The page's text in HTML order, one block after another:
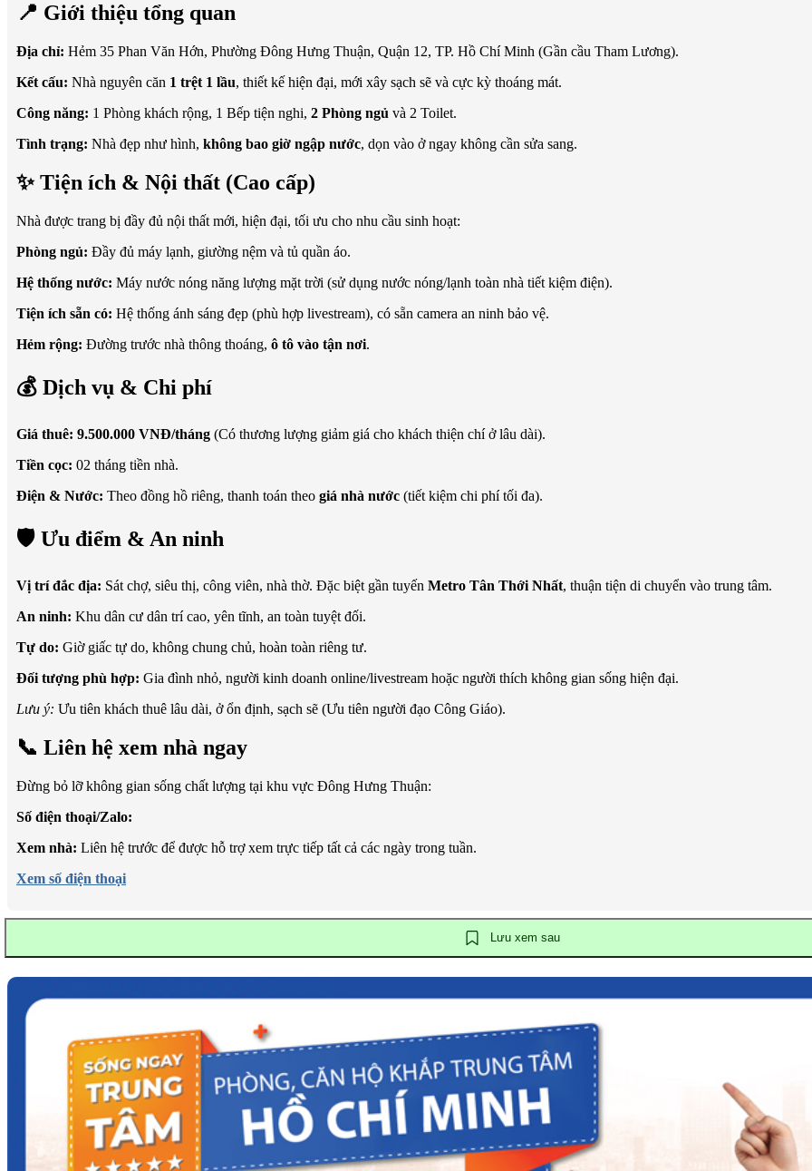
📍 Giới thiệu tổng quan
Địa chỉ: Hẻm 35 Phan Văn Hớn, Phường Đông Hưng Thuận, Quận 12, TP. Hồ Chí Minh (Gần cầu Tham Lương).
Kết cấu: Nhà nguyên căn 1 trệt 1 lầu, thiết kế hiện đại, mới xây sạch sẽ và cực kỳ thoáng mát.
Công năng: 1 Phòng khách rộng, 1 Bếp tiện nghi, 2 Phòng ngủ và 2 Toilet.
Tình trạng: Nhà đẹp như hình, không bao giờ ngập nước, dọn vào ở ngay không cần sửa sang.
✨ Tiện ích & Nội thất (Cao cấp)
Nhà được trang bị đầy đủ nội thất mới, hiện đại, tối ưu cho nhu cầu sinh hoạt:
Phòng ngủ: Đầy đủ máy lạnh, giường nệm và tủ quần áo.
Hệ thống nước: Máy nước nóng năng lượng mặt trời (sử dụng nước nóng/lạnh toàn nhà tiết kiệm điện).
Tiện ích sẵn có: Hệ thống ánh sáng đẹp (phù hợp livestream), có sẵn camera an ninh bảo vệ.
Hẻm rộng: Đường trước nhà thông thoáng, ô tô vào tận nơi.
💰 Dịch vụ & Chi phí
Giá thuê: 9.500.000 VNĐ/tháng (Có thương lượng giảm giá cho khách thiện chí ở lâu dài).
Tiền cọc: 02 tháng tiền nhà.
Điện & Nước: Theo đồng hồ riêng, thanh toán theo giá nhà nước (tiết kiệm chi phí tối đa).
🛡️ Ưu điểm & An ninh
Vị trí đắc địa: Sát chợ, siêu thị, công viên, nhà thờ. Đặc biệt gần tuyến Metro Tân Thới Nhất, thuận tiện di chuyển vào trung tâm.
An ninh: Khu dân cư dân trí cao, yên tĩnh, an toàn tuyệt đối.
Tự do: Giờ giấc tự do, không chung chủ, hoàn toàn riêng tư.
Đối tượng phù hợp: Gia đình nhỏ, người kinh doanh online/livestream hoặc người thích không gian sống hiện đại.
Lưu ý: Ưu tiên khách thuê lâu dài, ở ổn định, sạch sẽ (Ưu tiên người đạo Công Giáo).
📞 Liên hệ xem nhà ngay
Đừng bỏ lỡ không gian sống chất lượng tại khu vực Đông Hưng Thuận:
Số điện thoại/Zalo:
Xem nhà: Liên hệ trước để được hỗ trợ xem trực tiếp tất cả các ngày trong tuần.
Xem số điện thoại
Lưu xem sau